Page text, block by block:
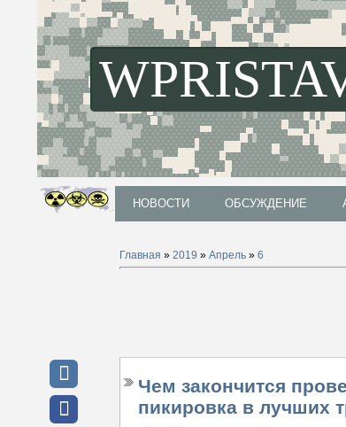
НОВОСТИ ОБСУЖДЕНИЕ
Главная » 2019 » Апрель » 6
Чем закончится
пикировка в лучших